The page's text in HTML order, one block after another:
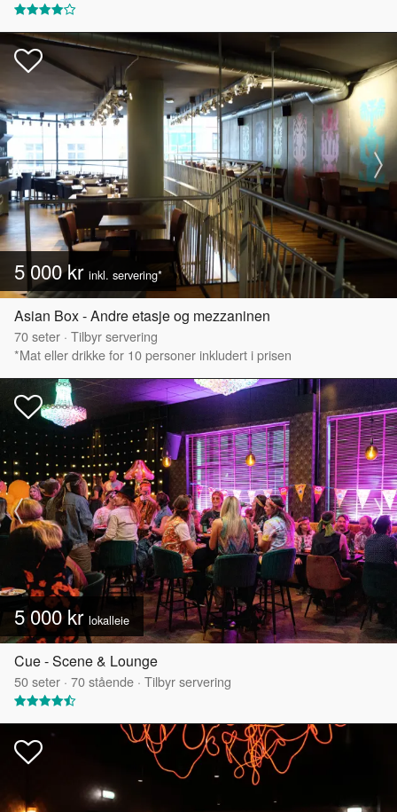
5 000 kr inkl. servering*
Asian Box - Andre etasje og mezzaninen
70seter · Tilbyr servering
*Mat eller drikke for 10 personer inkludert i prisen
5 000 kr lokalleie
Cue - Scene & Lounge
50seter · 70stående · Tilbyr servering